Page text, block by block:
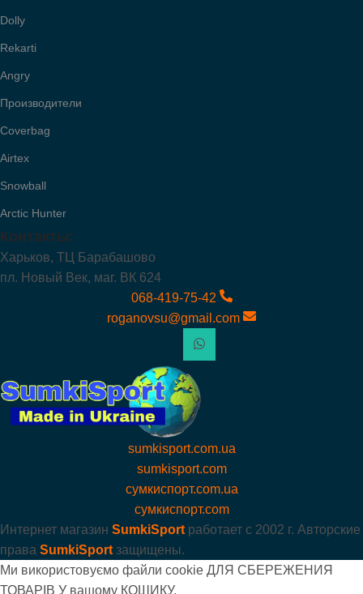
Dolly
Rekarti
Angry
Производители
Coverbag
Airtex
Snowball
Arctic Hunter
Контакты:
Харьков, ТЦ Барабашово
пл. Новый Век, маг. ВК 624
068-419-75-42
roganovsu@gmail.com
sumkisport.com.ua
sumkisport.com
сумкиспорт.com.ua
сумкиспорт.com
Интернет магазин SumkiSport работает с 2002 г. Авторские
права SumkiSport защищены.
Ми використовуємо файли cookie ДЛЯ СБЕРЕЖЕНИЯ
ТОВАРІВ У вашому КОШИКУ.